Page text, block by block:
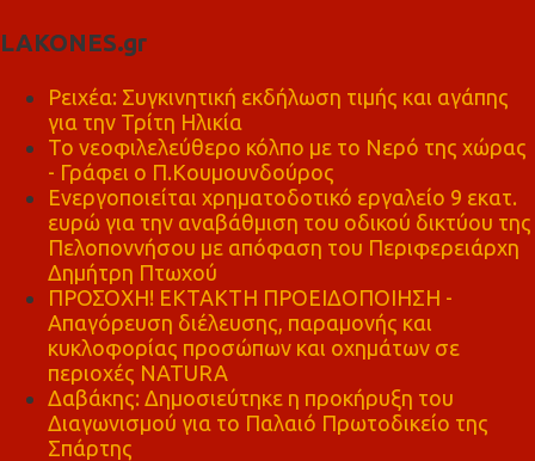
LAKONES.gr
Ρειχέα: Συγκινητική εκδήλωση τιμής και αγάπης
για την Τρίτη Ηλικία
Το νεοφιλελεύθερο κόλπο με το Νερό της χώρας
- Γράφει ο Π.Κουμουνδούρος
Ενεργοποιείται χρηματοδοτικό εργαλείο 9 εκατ.
ευρώ για την αναβάθμιση του οδικού δικτύου της
Πελοποννήσου με απόφαση του Περιφερειάρχη
Δημήτρη Πτωχού
ΠΡΟΣΟΧΗ! ΕΚΤΑΚΤΗ ΠΡΟΕΙΔΟΠΟΙΗΣΗ -
Απαγόρευση διέλευσης, παραμονής και
κυκλοφορίας προσώπων και οχημάτων σε
περιοχές NATURA
Δαβάκης: Δημοσιεύτηκε η προκήρυξη του
Διαγωνισμού για το Παλαιό Πρωτοδικείο της
Σπάρτης